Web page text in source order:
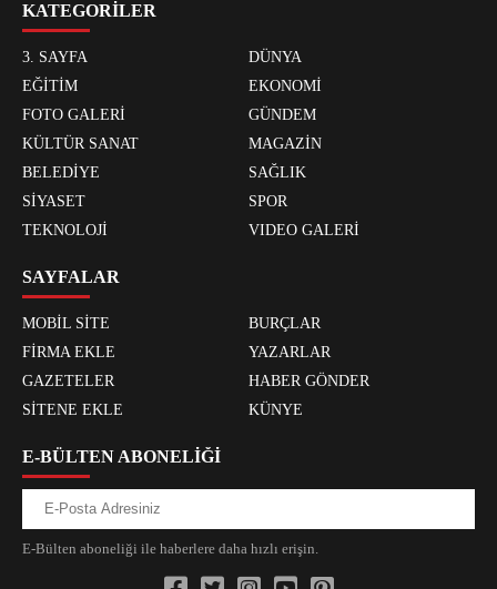
KATEGORİLER
3. SAYFA
DÜNYA
EĞİTİM
EKONOMİ
FOTO GALERİ
GÜNDEM
KÜLTÜR SANAT
MAGAZİN
BELEDİYE
SAĞLIK
SİYASET
SPOR
TEKNOLOJİ
VIDEO GALERİ
SAYFALAR
MOBİL SİTE
BURÇLAR
FİRMA EKLE
YAZARLAR
GAZETELER
HABER GÖNDER
SİTENE EKLE
KÜNYE
E-BÜLTEN ABONELİĞİ
E-Bülten aboneliği ile haberlere daha hızlı erişin.